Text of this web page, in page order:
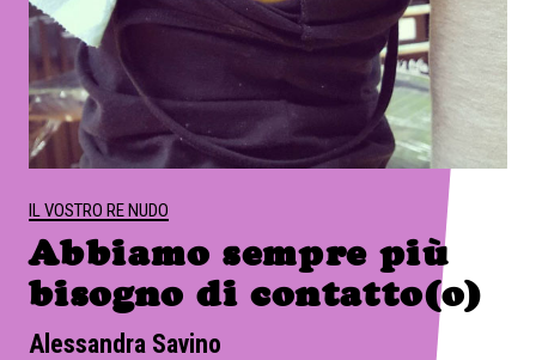
IL VOSTRO RE NUDO
Abbiamo sempre più
bisogno di contatto(o)
Alessandra Savino